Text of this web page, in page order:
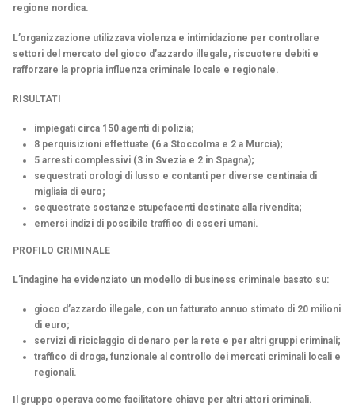
regione nordica.
L’organizzazione utilizzava violenza e intimidazione per controllare
settori del mercato del gioco d’azzardo illegale, riscuotere debiti e
rafforzare la propria influenza criminale locale e regionale.
RISULTATI
impiegati circa 150 agenti di polizia;
8 perquisizioni effettuate (6 a Stoccolma e 2 a Murcia);
5 arresti complessivi (3 in Svezia e 2 in Spagna);
sequestrati orologi di lusso e contanti per diverse centinaia di
migliaia di euro;
sequestrate sostanze stupefacenti destinate alla rivendita;
emersi indizi di possibile traffico di esseri umani.
PROFILO CRIMINALE
L’indagine ha evidenziato un modello di business criminale basato su:
gioco d’azzardo illegale, con un fatturato annuo stimato di 20 milioni
di euro;
servizi di riciclaggio di denaro per la rete e per altri gruppi criminali;
traffico di droga, funzionale al controllo dei mercati criminali locali e
regionali.
Il gruppo operava come facilitatore chiave per altri attori criminali.